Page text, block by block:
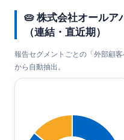
🥧 株式会社オールア
（連結・直近期）
報告セグメントごとの「外部顧
から自動抽出。